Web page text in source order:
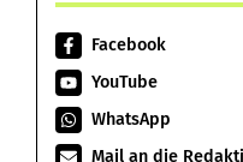
Facebook
YouTube
WhatsApp
Mail an die